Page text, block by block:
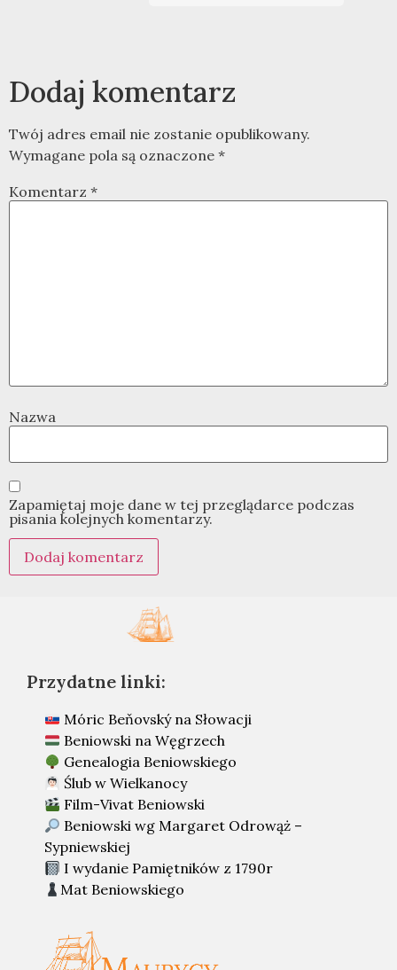
Dodaj komentarz
Twój adres email nie zostanie opublikowany.
Wymagane pola są oznaczone *
Komentarz *
Nazwa
Zapamiętaj moje dane w tej przeglądarce podczas
pisania kolejnych komentarzy.
Przydatne linki:
Móric Beňovský na Słowacji
Beniowski na Węgrzech
Genealogia Beniowskiego
Ślub w Wielkanocy
Film-Vivat Beniowski
Beniowski wg Margaret Odrowąż –
Sypniewskiej
I wydanie Pamiętników z 1790r
Mat Beniowskiego